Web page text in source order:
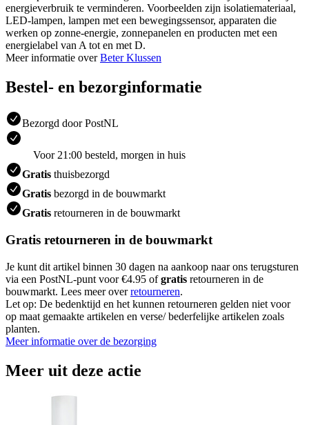
energieverbruik te verminderen. Voorbeelden zijn isolatiemateriaal,
LED-lampen, lampen met een bewegingssensor, apparaten die
werken op zonne-energie, zonnepanelen en producten met een
energielabel van A tot en met D.
Meer informatie overBeter Klussen
Bestel- en bezorginformatie
Bezorgd door PostNL
Voor 21:00 besteld, morgen in huis
Gratis thuisbezorgd
Gratis bezorgd in de bouwmarkt
Gratis retourneren in de bouwmarkt
Gratis retourneren in de bouwmarkt
Je kunt dit artikel binnen 30 dagen na aankoop naar ons terugsturen
via een PostNL-punt voor €4.95 ofgratis retourneren in de
bouwmarkt. Lees meer overretourneren.
Let op: De bedenktijd en het kunnen retourneren gelden niet voor
op maat gemaakte artikelen en verse/ bederfelijke artikelen zoals
planten.
Meer informatie over de bezorging
Meer uit deze actie